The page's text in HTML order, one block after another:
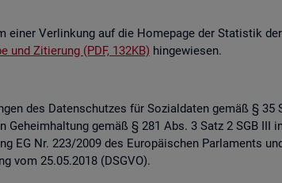
einer Ver­lin­kung auf die Home­page der Sta­tis­tik
und Zi­tie­rung (PDF, 132KB) hin­ge­wie­sen.
des Da­ten­schut­zes für So­zi­al­da­ten gemäß § 35
gemäß § 281 Abs. 3 Satz 2 SGB III
EG Nr. 223/2009 des Eu­ro­päi­schen Par­la­ments
vom 25.05.2018 (DSGVO).